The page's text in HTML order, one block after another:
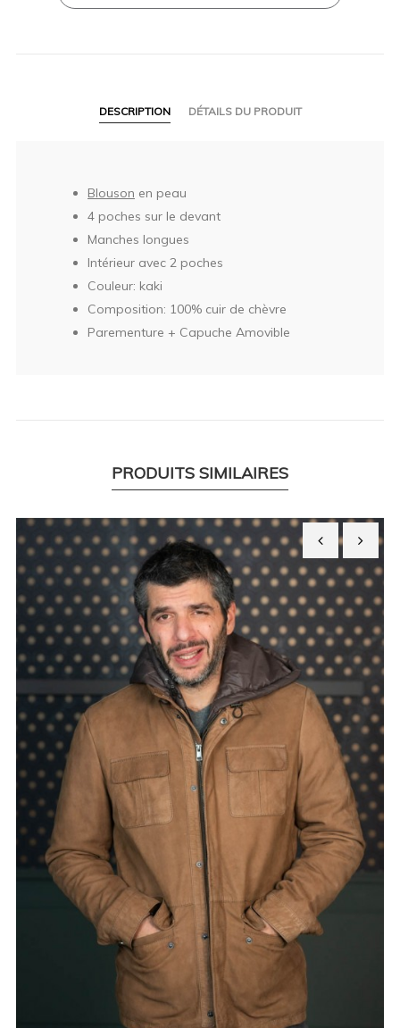
DESCRIPTION DÉTAILS DU PRODUIT
Blouson en peau
4 poches sur le devant
Manches longues
Intérieur avec 2 poches
Couleur: kaki
Composition: 100% cuir de chèvre
Parementure + Capuche Amovible
PRODUITS SIMILAIRES
‹ ›